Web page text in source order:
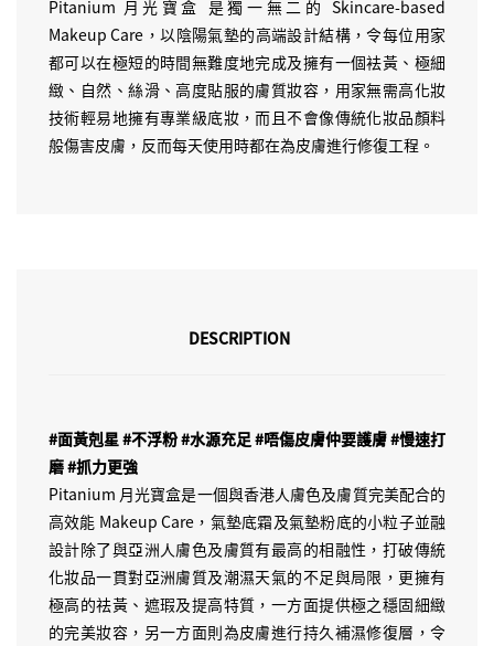
Pitanium 月光寶盒 是獨一無二的 Skincare-based
Makeup Care，以陰陽氣墊的高端設計結構，令每位用家
都可以在極短的時間無難度地完成及擁有一個袪黃、極細
緻、自然、絲滑、高度貼服的膚質妝容，用家無需高化妝
技術輕易地擁有專業級底妝，而且不會像傳統化妝品顏料
般傷害皮膚，反而每天使用時都在為皮膚進行修復工程。
DESCRIPTION
#面黃剋星 #不浮粉 #水源充足 #唔傷皮膚仲要護膚 #慢速打
磨 #抓力更強
Pitanium 月光寶盒是一個與香港人膚色及膚質完美配合的
高效能 Makeup Care，氣墊底霜及氣墊粉底的小粒子並融
設計除了與亞洲人膚色及膚質有最高的相融性，打破傳統
化妝品一貫對亞洲膚質及潮濕天氣的不足與局限，更擁有
極高的祛黃、遮瑕及提高特質，一方面提供極之穩固細緻
的完美妝容，另一方面則為皮膚進行持久補濕修復層，令